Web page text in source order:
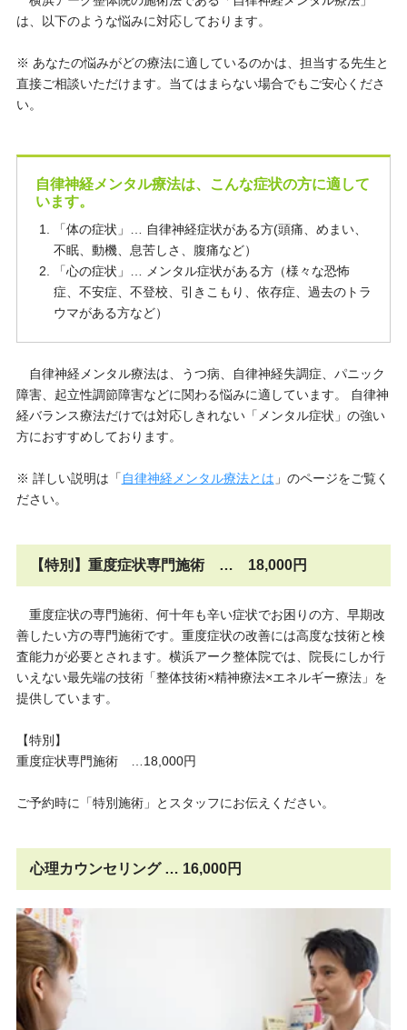
は、以下のような悩みに対応しております。
※ あなたの悩みがどの療法に適しているのかは、担当する先生と
直接ご相談いただけます。当てはまらない場合でもご安心くださ
い。
自律神経メンタル療法は、こんな症状の方に適して
います。
「体の症状」… 自律神経症状がある方(頭痛、めまい、
不眠、動機、息苦しさ、腹痛など）
「心の症状」… メンタル症状がある方（様々な恐怖
症、不安症、不登校、引きこもり、依存症、過去のトラ
ウマがある方など）
自律神経メンタル療法は、うつ病、自律神経失調症、パニック
障害、起立性調節障害などに関わる悩みに適しています。 自律神
経バランス療法だけでは対応しきれない「メンタル症状」の強い
方におすすめしております。
※ 詳しい説明は「 自律神経メンタル療法とは 」のページをご覧く
ださい。
【特別】重度症状専門施術 … 18,000円
重度症状の専門施術、何十年も辛い症状でお困りの方、早期改
善したい方の専門施術です。重度症状の改善には高度な技術と検
査能力が必要とされます。横浜アーク整体院では、院長にしか行
いえない最先端の技術「整体技術×精神療法×エネルギー療法」を
提供しています。
【特別】
重度症状専門施術 …18,000円
ご予約時に「特別施術」とスタッフにお伝えください。
心理カウンセリング … 16,000円